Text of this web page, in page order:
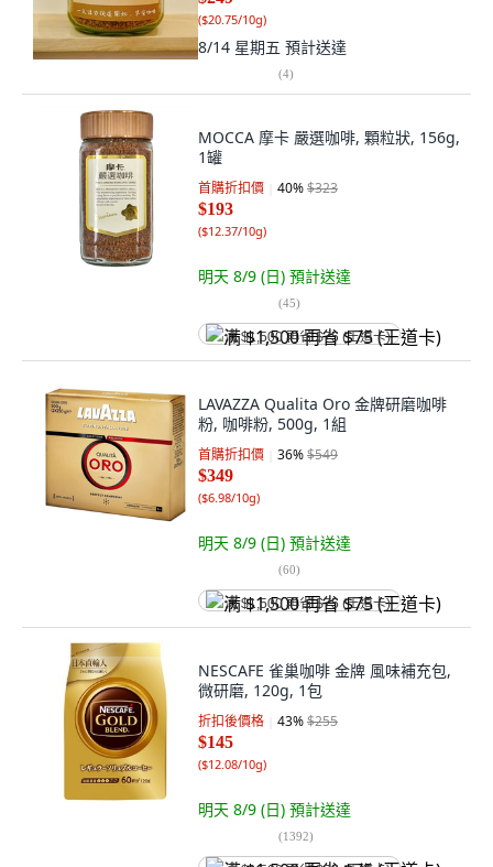
($20.75/10g)
8/14 星期五 預計送達
(4)
MOCCA 摩卡 嚴選咖啡, 顆粒狀, 156g,
1罐
首購折扣價 40%$323
$193
($12.37/10g)
明天 8/9 (日) 預計送達
(45)
满 $1,500 再省 $75 (王道卡)
LAVAZZA Qualita Oro 金牌研磨咖啡
粉, 咖啡粉, 500g, 1組
首購折扣價 36%$549
$349
($6.98/10g)
明天 8/9 (日) 預計送達
(60)
满 $1,500 再省 $75 (王道卡)
NESCAFE 雀巢咖啡 金牌 風味補充包,
微研磨, 120g, 1包
折扣後價格 43%$255
$145
($12.08/10g)
明天 8/9 (日) 預計送達
(1392)